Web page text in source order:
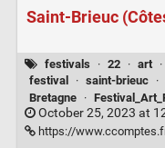
Saint-Brieuc
festivals · 22 · art ·
festival
· saint-brieuc ·
Bretagne
·
October 25, 2023 at
https://www.ccomptes.fr/fr/